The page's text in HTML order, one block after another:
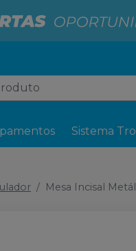
Sistema
Mesa Incisal